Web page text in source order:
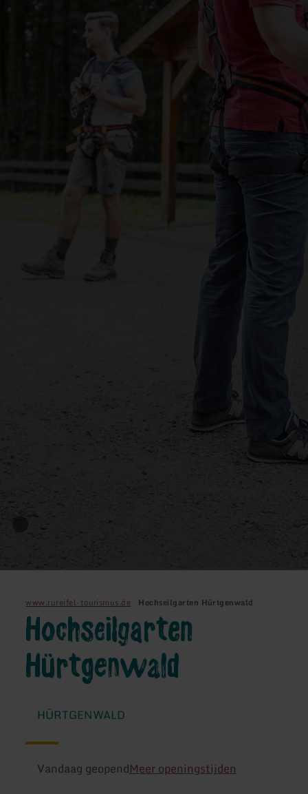
www.rureifel-tourismus.de Hochseilgarten Hürtgenwald
Hochseilgarten
Hürtgenwald
HÜRTGENWALD
Vandaag geopendMeer openingstijden